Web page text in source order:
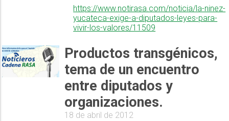
https://www.notirasa.com/noticia/la-ninez-
yucateca-exige-a-diputados-leyes-para-
vivir-los-valores/11509
Productos transgénicos,
tema de un encuentro
entre diputados y
organizaciones.
18 de abril de 2012